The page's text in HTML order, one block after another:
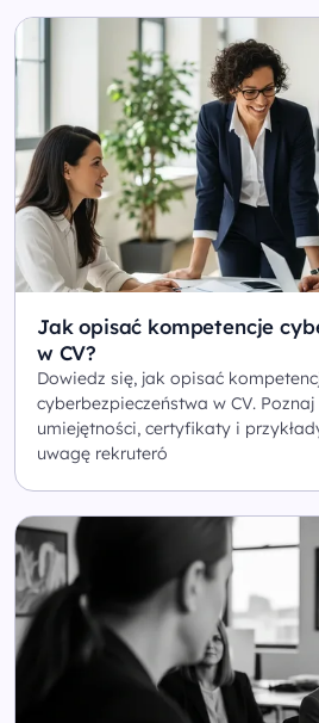
Jak opisać kompetencje
w CV?
Dowiedz się, jak opisać
cyberbezpieczeństwa w CV.
umiejętności, certyfikaty i
uwagę rekruteró